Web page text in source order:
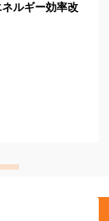
ルギー効率改